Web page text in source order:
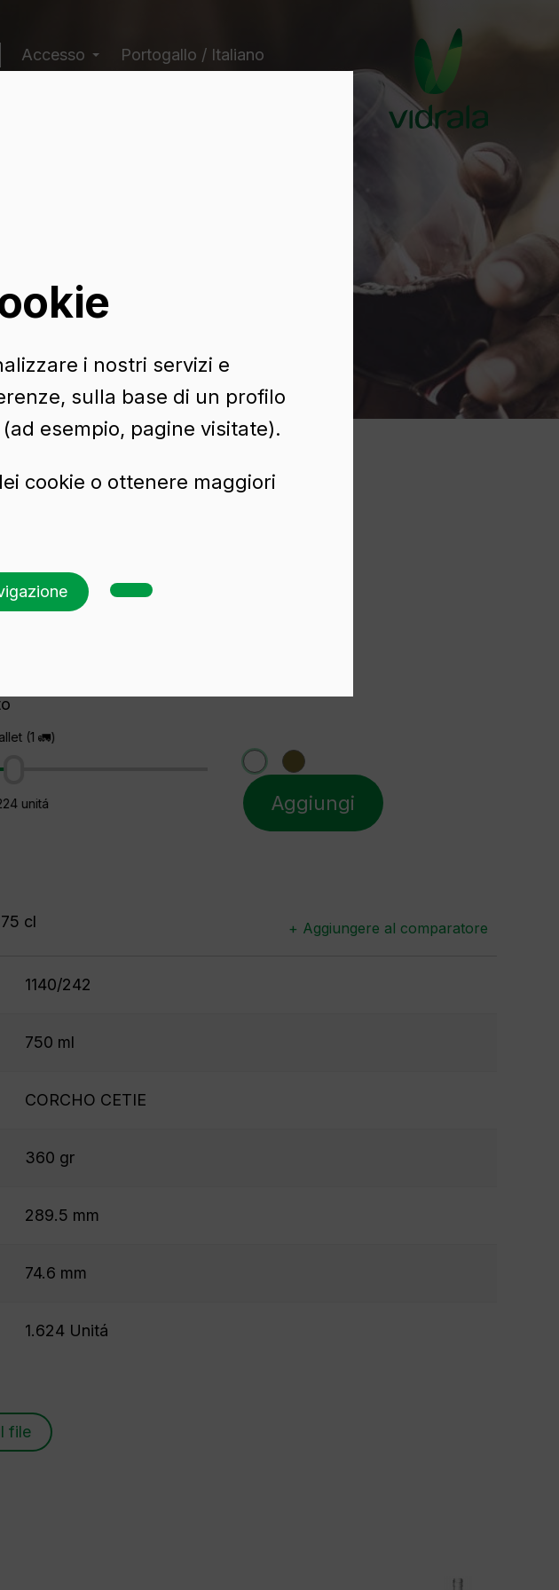
Accesso Portogallo / Italiano
(1 🚛)
unitá Aggiungi
cl + Aggiungere al comparatore
1140/242
750 ml
CORCHO CETIE
360 gr
289.5 mm
74.6 mm
1.624 Unitá
file
i nostri servizi e
sulla base di un profilo
esempio, pagine visitate).
cookie o ottenere maggiori